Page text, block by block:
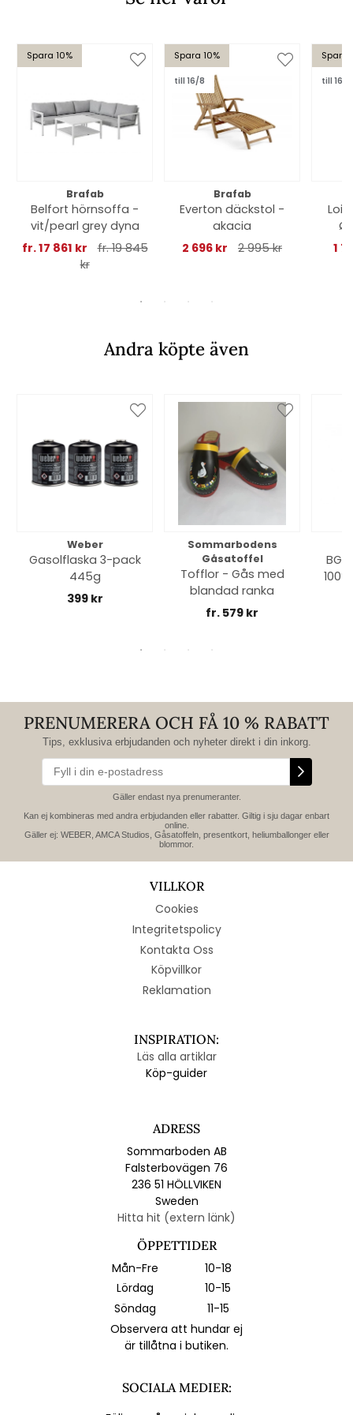
Spara 10%
Brafab
Belfort hörnsoffa -
vit/pearl grey dyna
fr. 17 861 kr
fr. 19 845
kr
Spara 10%
till 16/8
Brafab
Everton däckstol -
akacia
2 696 kr
2 995 kr
Spara
till 16/8
Ø
1
Andra köpte även
Weber
Gasolflaska 3-pack
445g
399 kr
Sommarbodens
Gåsatoffel
Tofflor - Gås med
blandad ranka
fr. 579 kr
PRENUMERERA OCH FÅ 10 % RABATT
Tips, exklusiva erbjudanden och nyheter direkt i din inkorg.
Gäller endast nya prenumeranter.
Kan ej kombineras med andra erbjudanden eller rabatter. Giltig i sju dagar enbart
online.
Gäller ej: WEBER, AMCA Studios, Gåsatoffeln, presentkort, heliumballonger eller
blommor.
VILLKOR
Cookies
Integritetspolicy
Kontakta Oss
Köpvillkor
Reklamation
INSPIRATION:
Läs alla artiklar
Köp-guider
ADRESS
Sommarboden AB
Falsterbovägen 76
236 51 HÖLLVIKEN
Sweden
Hitta hit (extern länk)
ÖPPETTIDER
Mån-Fre
10-18
Lördag
10-15
Söndag
11-15
Observera att hundar ej
är tillåtna i butiken.
SOCIALA MEDIER: